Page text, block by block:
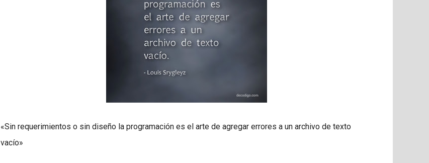
«Sin requerimientos o sin diseño la programación es el arte de agregar errores a un archivo de texto
vacío»